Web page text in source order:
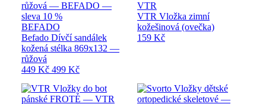
BEFADO
Befado Dívčí sandálek
kožená stélka 869x132 —
růžová
449 Kč 499 Kč
VTR
VTR Vložka zimní
kožešinová (ovečka)
159 Kč